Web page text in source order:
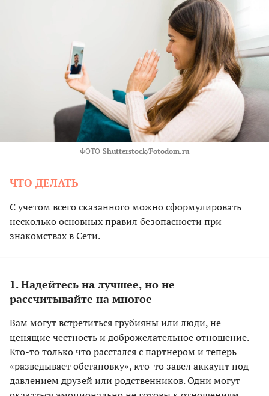
ФОТО Shutterstock/Fotodom.ru
ЧТО ДЕЛАТЬ
С учетом всего сказанного можно сформулировать
несколько основных правил безопасности при
знакомствах в Сети.
1. Надейтесь на лучшее, но не
рассчитывайте на многое
Вам могут встретиться грубияны или люди, не
ценящие честность и доброжелательное отношение.
Кто-то только что расстался с партнером и теперь
«разведывает обстановку», кто-то завел аккаунт под
давлением друзей или родственников. Одни могут